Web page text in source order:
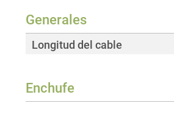
Generales
Longitud del cable
Enchufe